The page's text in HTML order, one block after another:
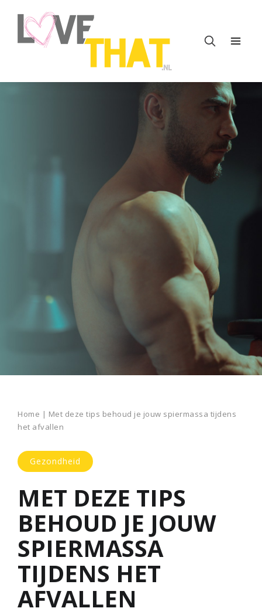
Home | Met deze tips behoud je jouw spiermassa tijdens
het afvallen
Gezondheid
MET DEZE TIPS
BEHOUD JE JOUW
SPIERMASSA
TIJDENS HET
AFVALLEN